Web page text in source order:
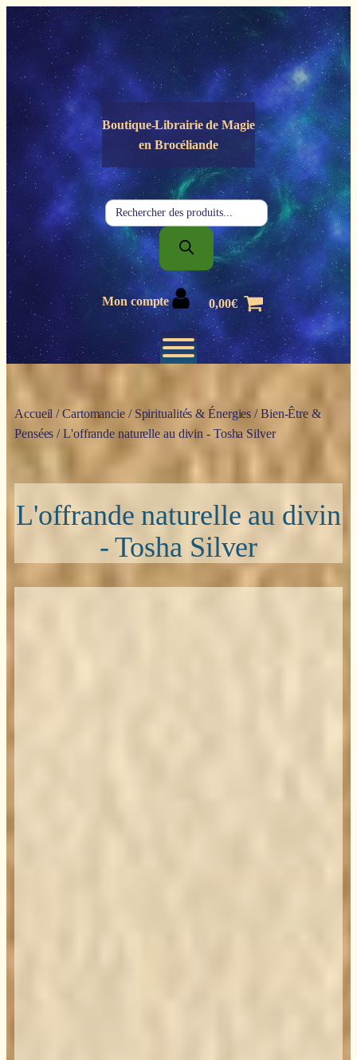
Panneau de gestion des cookies
Boutique-Librairie deMagie
en Brocéliande
Recherche
de
produits
Mon compte 0,00€
Accueil /Cartomancie/ Spiritualités & Énergies /Bien-Être &
Pensées / L'offrande naturelle au divin - Tosha Silver
L'offrande naturelle au divin
- Tosha Silver